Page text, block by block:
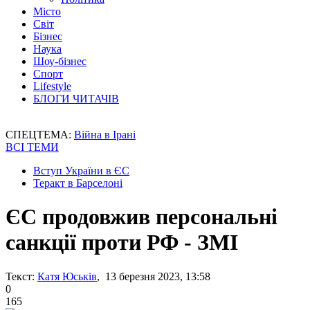
Місто
Світ
Бізнес
Наука
Шоу-бізнес
Спорт
Lifestyle
БЛОГИ ЧИТАЧІВ
СПЕЦТЕМА: Війна в Ірані
ВСІ ТЕМИ
Вступ України в ЄС
Теракт в Барселоні
ЄС продовжив персональні
санкції проти РФ - ЗМІ
Текст: Катя Юськів, 13 березня 2023, 13:58
0
165